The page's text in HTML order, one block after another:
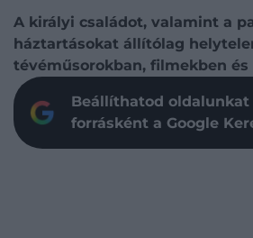
A királyi családot, valamint a
háztartásokat állítólag
tévéműsorokban, filmekben és
Beállíthatod
forrásként a Google